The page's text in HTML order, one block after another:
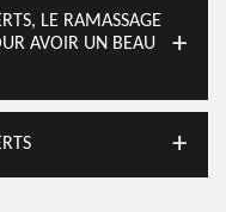
LE RAMASSAGE
AVOIR UN BEAU